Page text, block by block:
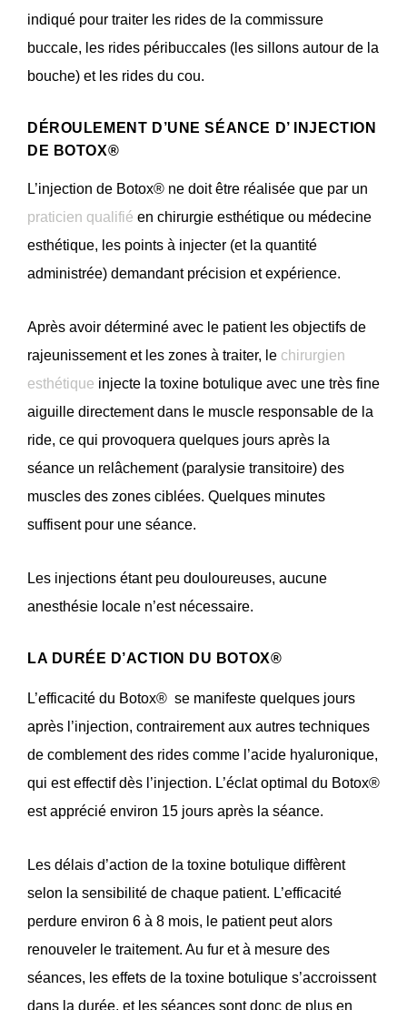
indiqué pour traiter les rides de la commissure
buccale, les rides péribuccales (les sillons autour de la
bouche) et les rides du cou.
DÉROULEMENT D’UNE SÉANCE D’ INJECTION
DE BOTOX®
L’injection de Botox® ne doit être réalisée que par un
praticien qualifié en chirurgie esthétique ou médecine
esthétique, les points à injecter (et la quantité
administrée) demandant précision et expérience.
Après avoir déterminé avec le patient les objectifs de
rajeunissement et les zones à traiter, le chirurgien
esthétique injecte la toxine botulique avec une très fine
aiguille directement dans le muscle responsable de la
ride, ce qui provoquera quelques jours après la
séance un relâchement (paralysie transitoire) des
muscles des zones ciblées. Quelques minutes
suffisent pour une séance.
Les injections étant peu douloureuses, aucune
anesthésie locale n’est nécessaire.
LA DURÉE D’ACTION DU BOTOX®
L’efficacité du Botox® se manifeste quelques jours
après l’injection, contrairement aux autres techniques
de comblement des rides comme l’acide hyaluronique,
qui est effectif dès l’injection. L’éclat optimal du Botox®
est apprécié environ 15 jours après la séance.
Les délais d’action de la toxine botulique diffèrent
selon la sensibilité de chaque patient. L’efficacité
perdure environ 6 à 8 mois, le patient peut alors
renouveler le traitement. Au fur et à mesure des
séances, les effets de la toxine botulique s’accroissent
dans la durée, et les séances sont donc de plus en